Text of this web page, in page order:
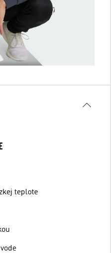
teplote